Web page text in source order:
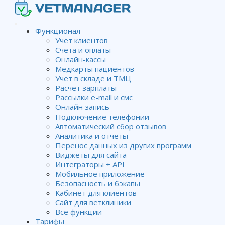
Функционал
Учет клиентов
Счета и оплаты
Онлайн-кассы
Медкарты пациентов
Учет в складе и ТМЦ
Расчет зарплаты
Рассылки e-mail и смс
Онлайн запись
Подключение телефонии
Автоматический сбор отзывов
Аналитика и отчеты
Перенос данных из других программ
Виджеты для сайта
Интеграторы + API
Мобильное приложение
Безопасность и бэкапы
Кабинет для клиентов
Сайт для ветклиники
Все функции
Тарифы
Выгрузка отчета в Excel
Отчеты и графики из базы данных клиники
Выгрузка отчета в Excel
Любой отчет, сформированный в Ветменеджере, можно
выгрузить в Excel. При экспорте отчета из-за большого
количества информации он сохраняется в файл с
расширением .csv
Обычно файлы *.csv открываются в Excel достаточно
просто, как собственные файлы этой программы. После
открытия нужно лишь привести таблицу в надлежащий
вид, отформатировав ширину столбцов и т. п. Далее
можно сохранить файл как в формате файлов Excel и